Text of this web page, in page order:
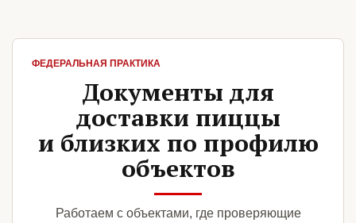
ФЕДЕРАЛЬНАЯ ПРАКТИКА
Документы для
доставки пиццы
и близких по профилю
объектов
Работаем с объектами, где проверяющие